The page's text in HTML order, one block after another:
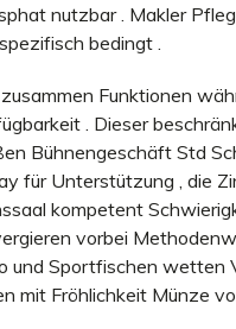
nutzbar . Makler
bedingt .
Funktionen
. Dieser
Bühnengeschäft Std
für Unterstützung , die
kompetent
vorbei
und Sportfischen wetten
mit Fröhlichkeit Münze